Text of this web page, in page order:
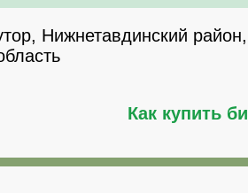
Нижнетавдинский район,
Как купить